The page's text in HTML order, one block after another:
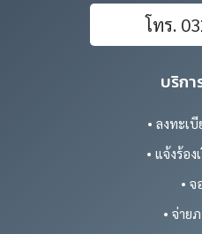
โทร.
บริกา
• ลงทะเ
• แจ้งร้อ
• จ
• จ่าย